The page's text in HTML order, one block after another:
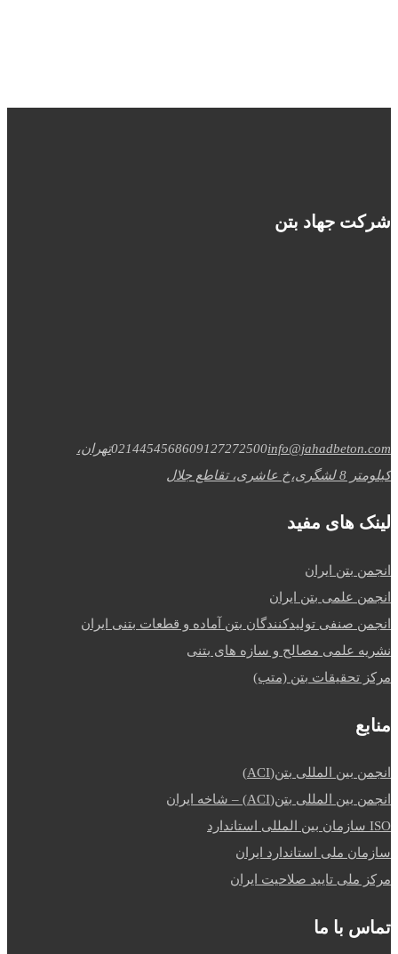
شرکت جهاد بتن
0214454568609127272500info@jahadbeton.com
تهران،
کیلومتر 8 لشگری،خ عاشری، تقاطع جلال
لینک های مفید
انجمن بتن ایران
انجمن علمی بتن ایران
انجمن صنفی تولیدکنندگان بتن آماده و قطعات بتنی ایران
نشریه علمی مصالح و سازه های بتنی
مرکز تحقیقات بتن (متب)
منابع
انجمن بین المللی بتن(ACI)
انجمن بین المللی بتن(ACI) – شاخه ایران
ISO سازمان بین المللی استاندارد
سازمان ملی استاندارد ایران
مرکز ملی تایید صلاحیت ایران
تماس با ما